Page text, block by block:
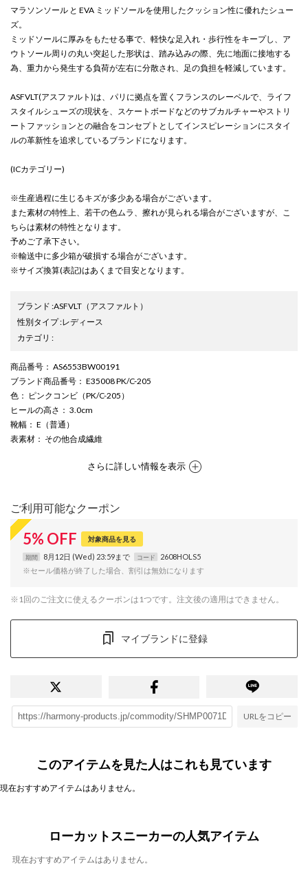
マラソンソール と EVA ミッドソールを使用したクッション性に優れたシュー
ズ。
ミッドソールに厚みをもたせる事で、軽快な足入れ・歩行性をキープし、ア
ウトソール周りの丸い突起した形状は、踏み込みの際、先に地面に接地する
為、重力から発生する負荷が左右に分散され、足の負担を軽減しています。
ASFVLT(アスファルト)は、パリに拠点を置くフランスのレーベルで、ライフ
スタイルシューズの現状を、スケートボードなどのサブカルチャーやストリ
ートファッションとの融合をコンセプトとしてインスピレーションにスタイ
ルの革新性を追求しているブランドになります。
(ICカテゴリー)
※生産過程に生じるキズが多少ある場合がございます。
また素材の特性上、若干の色ムラ、擦れが見られる場合がございますが、こ
ちらは素材の特性となります。
予めご了承下さい。
※輸送中に多少箱が破損する場合がございます。
※サイズ換算(表記)はあくまで目安となります。
ブランド :ASFVLT （アスファルト）
性別タイプ:レディース
カテゴリ :
商品番号 ： AS6553BW00191
ブランド商品番号 ： E35008 PK/C-205
色 ： ピンクコンビ（PK/C-205）
ヒールの高さ ： 3.0cm
靴幅 ： E（普通）
表素材 ： その他合成繊維
さらに詳しい情報を表示
ご利用可能なクーポン
5% OFF 対象商品を見る
期間 8月12日 (Wed) 23:59まで コード
2608HOLS5
※セール価格が終了した場合、割引は無効になります
※1回のご注文に使えるクーポンは1つです。注文後の適用はできません。
マイブランドに登録
URLをコピー
このアイテムを見た人はこれも見ています
現在おすすめアイテムはありません。
ローカットスニーカーの人気アイテム
現在おすすめアイテムはありません。